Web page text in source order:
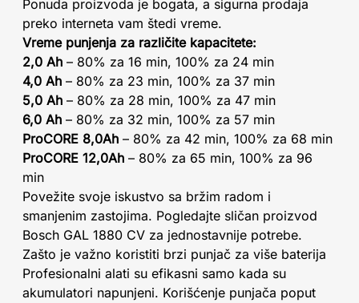
Ponuda proizvoda je bogata, a sigurna prodaja
preko interneta vam štedi vreme.
Vreme punjenja za različite kapacitete:
2,0 Ah – 80% za 16 min, 100% za 24 min
4,0 Ah – 80% za 23 min, 100% za 37 min
5,0 Ah – 80% za 28 min, 100% za 47 min
6,0 Ah – 80% za 32 min, 100% za 57 min
ProCORE 8,0Ah – 80% za 42 min, 100% za 68 min
ProCORE 12,0Ah – 80% za 65 min, 100% za 96
min
Povežite svoje iskustvo sa bržim radom i
smanjenim zastojima. Pogledajte sličan proizvod
Bosch GAL 1880 CV za jednostavnije potrebe.
Zašto je važno koristiti brzi punjač za više baterija
Profesionalni alati su efikasni samo kada su
akumulatori napunjeni. Korišćenje punjača poput